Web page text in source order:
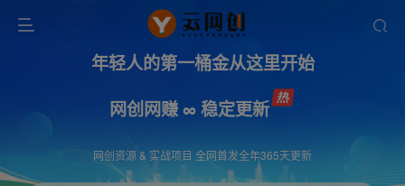
年轻人的第一桶金从这里开始
网创网赚 ∞ 稳定更新
网创资源 & 实战项目 全网首发全年365天更新